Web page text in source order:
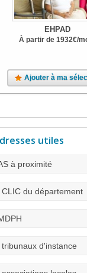
EHPAD
À partir de 1932€/
Ajouter à ma
utiles
à proximité
CLIC du département
tribunaux d'instance